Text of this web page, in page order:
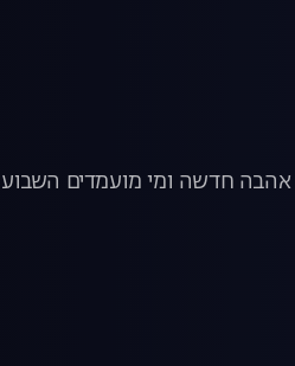
חדשה ומי מועמדים